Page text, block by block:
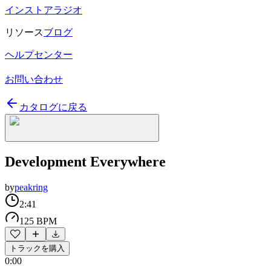
インストアラジオ
リソースブログ
ヘルプセンター
お問い合わせ
カタログに戻る
Development Everywhere
bypeakring
2:41
125 BPM
トラックを購入
0:00